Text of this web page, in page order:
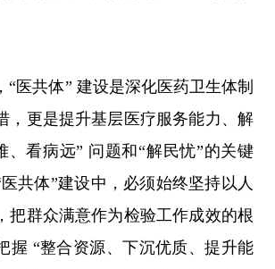
“医共体” 建设是深化医药卫生体制
，更是提升基层医疗服务能力、解
、看病远” 问题和“解民忧”的关键
共体”建设中，必须始终坚持以人
把群众满意作为检验工作成效的根
握 “整合资源、下沉优质、提升能